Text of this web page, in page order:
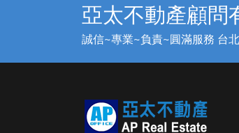
亞太不動產顧問
誠信~專業~負責~圓滿服務 台